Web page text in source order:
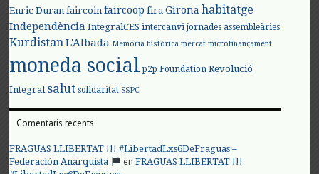
Enric Duran faircoin faircoop fira Girona habitatge
Independència IntegralCES intercanvi jornades assembleàries
KurdistanL'Albada Memòria històrica mercat microfinançament
moneda social p2p Foundation Revolució
Integral salut solidaritat SSPC
Comentaris recents
FRAGUAS LLIBERTAT !!! #LibertadLxs6DeFraguas –
Federación Anarquista
enFRAGUAS LLIBERTAT !!!